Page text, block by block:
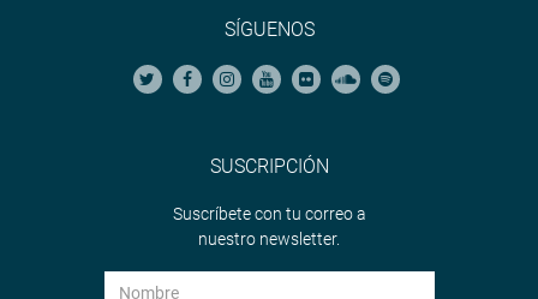
SÍGUENOS
SUSCRIPCIÓN
Suscríbete con tu correo a
nuestro newsletter.